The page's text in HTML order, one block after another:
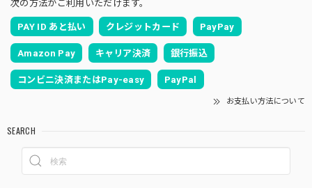
次の方法がご利用いただけます。
PAY ID あと払い クレジットカード PayPay
Amazon Pay キャリア決済 銀行振込
コンビニ決済またはPay-easy PayPal
お支払い方法について
SEARCH